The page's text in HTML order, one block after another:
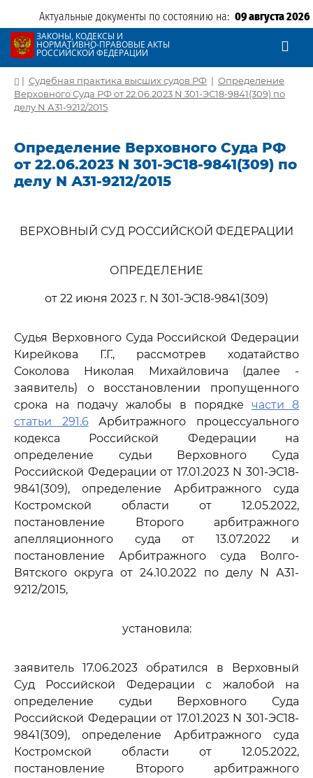
Актуальные документы по состоянию на: 09 августа 2026
ЗАКОНЫ, КОДЕКСЫ И
НОРМАТИВНО-ПРАВОВЫЕ АКТЫ
РОССИЙСКОЙ ФЕДЕРАЦИИ
| Судебная практика высших судов РФ | Определение
Верховного Суда РФ от 22.06.2023 N 301-ЭС18-9841(309) по
делу N А31-9212/2015
Определение Верховного Суда РФ
от 22.06.2023 N 301-ЭС18-9841(309) по
делу N А31-9212/2015
ВЕРХОВНЫЙ СУД РОССИЙСКОЙ ФЕДЕРАЦИИ
ОПРЕДЕЛЕНИЕ
от 22 июня 2023 г. N 301-ЭС18-9841(309)
Судья Верховного Суда Российской Федерации
Кирейкова Г.Г., рассмотрев ходатайство
Соколова Николая Михайловича (далее -
заявитель) о восстановлении пропущенного
срока на подачу жалобы в порядке части 8
статьи 291.6Арбитражного процессуального
кодекса Российской Федерации на
определение судьи Верховного Суда
Российской Федерации от 17.01.2023 N 301-ЭС18-
9841(309), определение Арбитражного суда
Костромской области от 12.05.2022,
постановление Второго арбитражного
апелляционного суда от 13.07.2022 и
постановление Арбитражного суда Волго-
Вятского округа от 24.10.2022 по делу N А31-
9212/2015,
установила:
заявитель 17.06.2023 обратился в Верховный
Суд Российской Федерации с жалобой на
определение судьи Верховного Суда
Российской Федерации от 17.01.2023 N 301-ЭС18-
9841(309), определение Арбитражного суда
Костромской области от 12.05.2022,
постановление Второго арбитражного